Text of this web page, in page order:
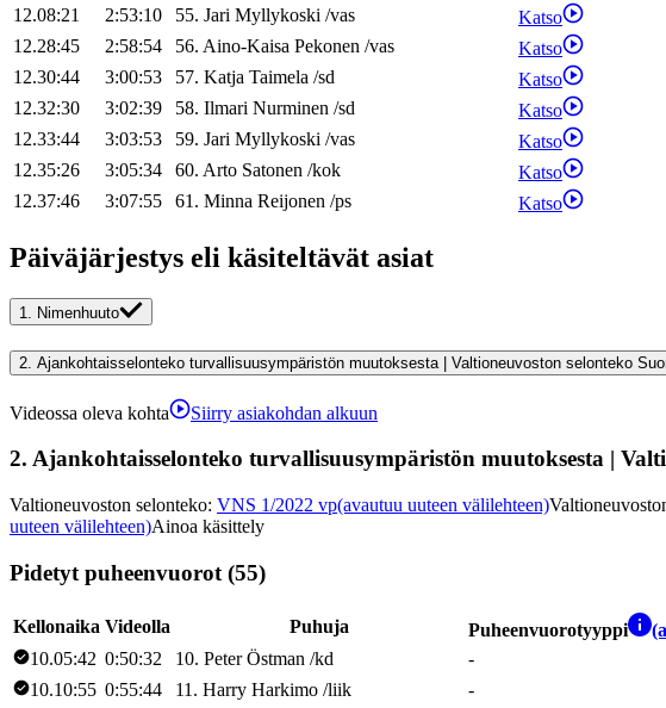
12.08:21
2:53:10 55. Jari Myllykoski /vas
Katso
12.28:45
2:58:54 56. Aino-Kaisa Pekonen /vas
Katso
12.30:44
3:00:53 57. Katja Taimela /sd
Katso
12.32:30
3:02:39 58. Ilmari Nurminen /sd
Katso
12.33:44
3:03:53 59. Jari Myllykoski /vas
Katso
12.35:26
3:05:34 60. Arto Satonen /kok
Katso
12.37:46
3:07:55 61. Minna Reijonen /ps Katso
Päiväjärjestys eli käsiteltävät asiat
1. Nimenhuuto
2. Ajankohtaisselonteko turvallisuusympäristön
Videossa oleva kohta Siirry asiakohdan alkuun
2. Ajankohtaisselonteko turvallisuusympäristön muutoksesta |
Valtioneuvoston selonteko: VNS 1/2022 vp(avautuu uuteen välilehteen)
uuteen välilehteen)Ainoa käsittely
Pidetyt puheenvuorot (55)
Kellonaika Videolla Puhuja Puheenvuorotyyppi
10.05:42 0:50:32 10. Peter Östman /kd -
10.10:55 0:55:44 11 . Harry Harkimo /liik -